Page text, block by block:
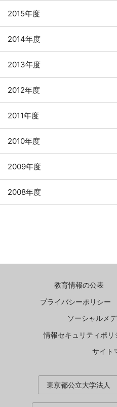
2015年度
2014年度
2013年度
2012年度
2011年度
2010年度
2009年度
2008年度
教育情報の公表
プライバシーポリシー
ソーシャルメ
情報セキュリティポリ
サイト
東京都公立大学法人